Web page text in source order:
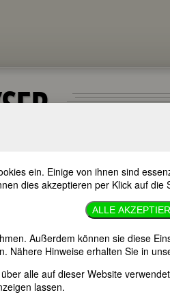
ein. Einige von ihnen sind
dies akzeptieren per Klick auf die
ALLE
Außerdem können sie diese
Nähere Hinweise erhalten Sie in
alle auf dieser Website
lassen.